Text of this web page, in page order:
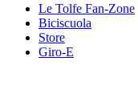
Le Tolfe Fan-Zone
Biciscuola
Store
Giro-E